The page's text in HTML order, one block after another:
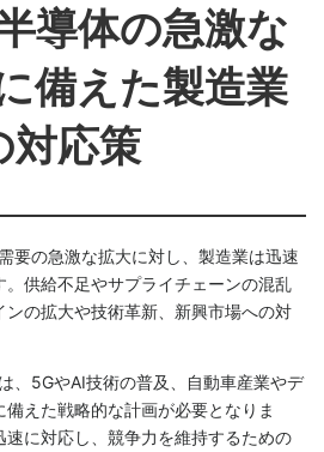
導体の急激な
備えた製造業
対応策
要の急激な拡大に対し、製造業は迅速
供給不足やサプライチェーンの混乱
の拡大や技術革新、新興市場への対
、5GやAI技術の普及、自動車産業やデ
えた戦略的な計画が必要となりま
に対応し、競争力を維持するための